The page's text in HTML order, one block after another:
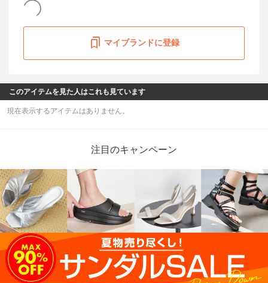
マイブランドに登録
このアイテムを見た人はこれも見ています
現在表示するアイテムはありません。
注目のキャンペーン